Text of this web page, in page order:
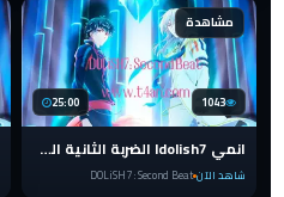
مشاهدة
25:00 1043
انمي Idolish7 الضربة الثانية الحلقة 15 مترجمة
شاهد الآنDOLiSH7 : Second Beat